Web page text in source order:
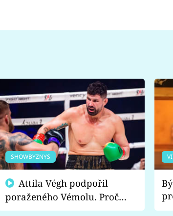
SHOWBYZNYS
poraženého Vémolu. Proč
chce raději zápasit s ním než